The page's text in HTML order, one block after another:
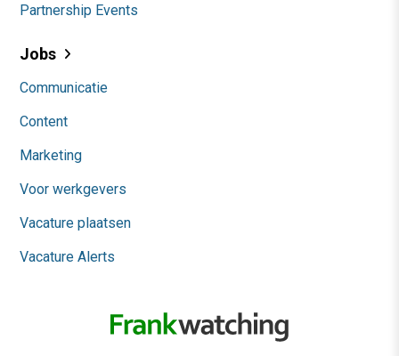
Partnership Events
Jobs
Communicatie
Content
Marketing
Voor werkgevers
Vacature plaatsen
Vacature Alerts